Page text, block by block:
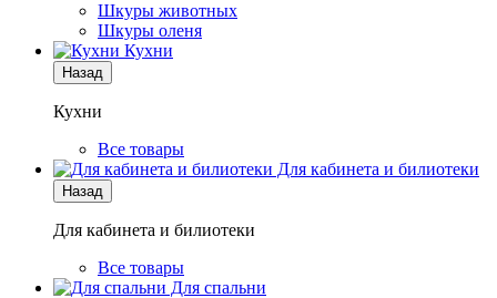
Шкуры животных
Шкуры оленя
Кухни
Назад
Кухни
Все товары
Для кабинета и билиотеки
Назад
Для кабинета и билиотеки
Все товары
Для спальни